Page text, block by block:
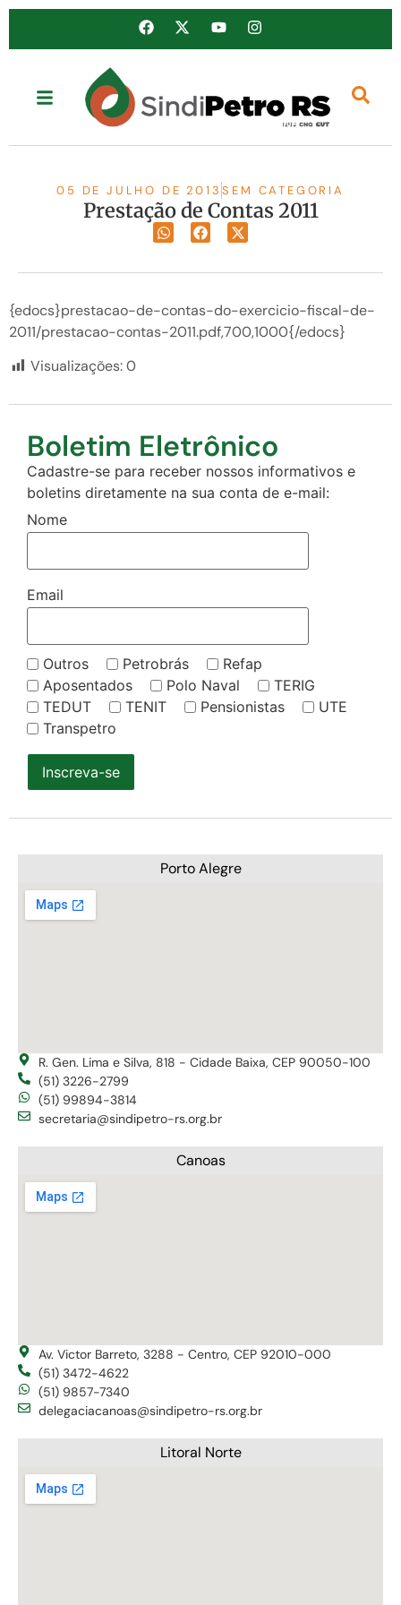
05 DE JULHO DE 2013 SEM CATEGORIA
Prestação de Contas 2011
{edocs}prestacao-de-contas-do-exercicio-fiscal-de-
2011/prestacao-contas-2011.pdf,700,1000{/edocs}
Visualizações:0
Boletim Eletrônico
Cadastre-se para receber nossos informativos e
boletins diretamente na sua conta de e-mail:
Nome
Email
Outros Petrobrás
Refap
Aposentados
Polo Naval
TERIG
TEDUT
TENIT Pensionistas
UTE
Transpetro
Inscreva-se
Porto Alegre
R. Gen. Lima e Silva, 818 - Cidade Baixa, CEP 90050-100
(51) 3226-2799
(51) 99894-3814
secretaria@sindipetro-rs.org.br
Canoas
Av. Victor Barreto, 3288 - Centro, CEP 92010-000
(51) 3472-4622
(51) 9857-7340
delegaciacanoas@sindipetro-rs.org.br
Litoral Norte